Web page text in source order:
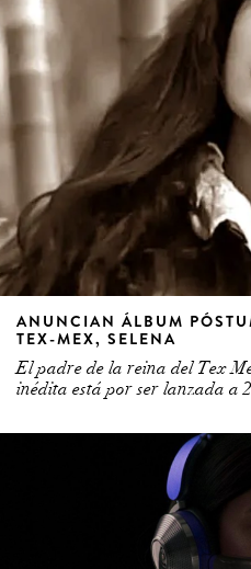
ANUNCIAN ÁLBUM
TEX-MEX, SELENA
El padre de la reina del Tex
inédita está por ser lanzada a